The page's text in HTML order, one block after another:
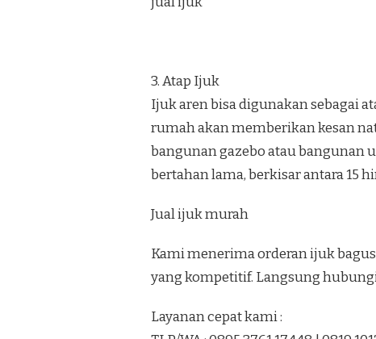
3. Atap Ijuk
Ijuk aren bisa digunakan sebagai
rumah akan memberikan kesan
bangunan gazebo atau bangunan
bertahan lama, berkisar antara 15
Jual ijuk murah
Kami menerima orderan ijuk
yang kompetitif. Langsung
Layanan cepat kami :